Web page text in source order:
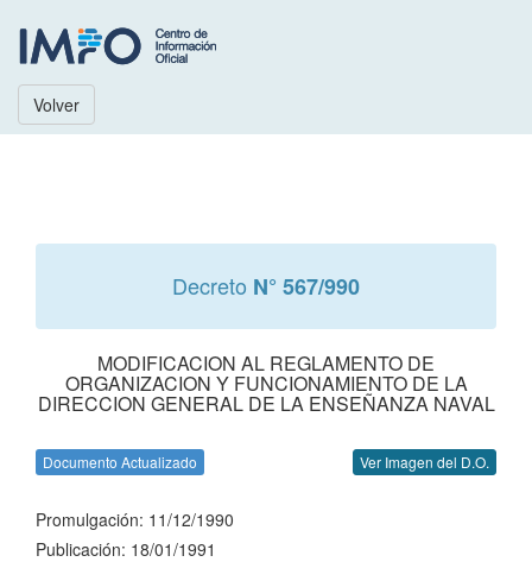
Volver
Decreto N° 567/990
MODIFICACION AL REGLAMENTO DE
ORGANIZACION Y FUNCIONAMIENTO DE LA
DIRECCION GENERAL DE LA ENSEÑANZA NAVAL
Documento Actualizado Ver Imagen del D.O.
Promulgación: 11/12/1990
Publicación: 18/01/1991